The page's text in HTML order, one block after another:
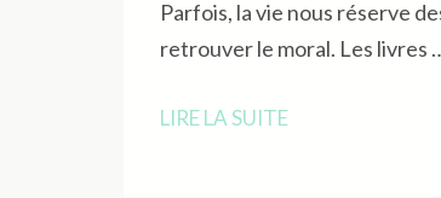
Parfois, la vie nous réserve
retrouver le moral. Les livres
LIRE LA SUITE